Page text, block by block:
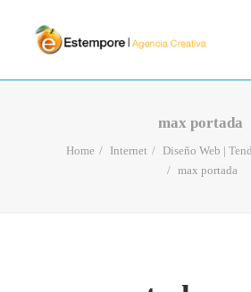
max portada
Home Internet
Diseño Web |
max portada